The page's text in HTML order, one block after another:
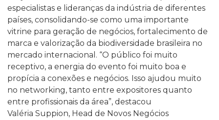
especialistas e lideranças da indústria de diferentes
países, consolidando-se como uma importante
vitrine para geração de negócios, fortalecimento de
marca e valorização da biodiversidade brasileira no
mercado internacional. “O público foi muito
receptivo, a energia do evento foi muito boa e
propícia a conexões e negócios. Isso ajudou muito
no networking, tanto entre expositores quanto
entre profissionais da área”, destacou
Valéria Suppion, Head de Novos Negócios